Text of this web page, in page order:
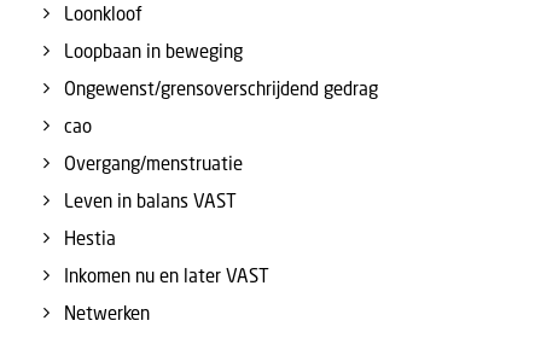
Loonkloof
Loopbaan in beweging
Ongewenst/grensoverschrijdend gedrag
cao
Overgang/menstruatie
Leven in balans VAST
Hestia
Inkomen nu en later VAST
Netwerken